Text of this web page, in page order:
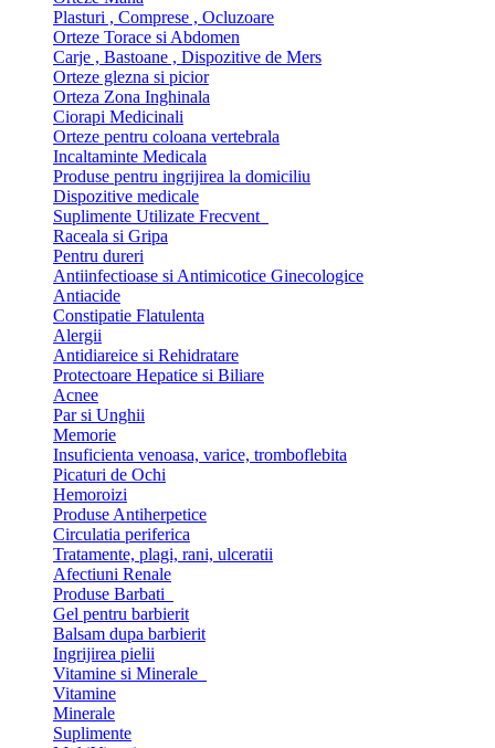
Plasturi , Comprese , Ocluzoare
Orteze Torace si Abdomen
Carje , Bastoane , Dispozitive de Mers
Orteze glezna si picior
Orteza Zona Inghinala
Ciorapi Medicinali
Orteze pentru coloana vertebrala
Incaltaminte Medicala
Produse pentru ingrijirea la domiciliu
Dispozitive medicale
Suplimente Utilizate Frecvent
Raceala si Gripa
Pentru dureri
Antiinfectioase si Antimicotice Ginecologice
Antiacide
Constipatie Flatulenta
Alergii
Antidiareice si Rehidratare
Protectoare Hepatice si Biliare
Acnee
Par si Unghii
Memorie
Insuficienta venoasa, varice, tromboflebita
Picaturi de Ochi
Hemoroizi
Produse Antiherpetice
Circulatia periferica
Tratamente, plagi, rani, ulceratii
Afectiuni Renale
Produse Barbati
Gel pentru barbierit
Balsam dupa barbierit
Ingrijirea pielii
Vitamine si Minerale
Vitamine
Minerale
Suplimente